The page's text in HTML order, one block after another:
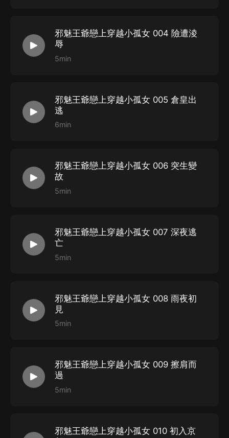
邪魅王爺戀上穿越小孤女 004 險遭淩
辱
5min
邪魅王爺戀上穿越小孤女 005 倉皇出
逃
6min
邪魅王爺戀上穿越小孤女 006 突生變
故
5min
邪魅王爺戀上穿越小孤女 007 深夜逃
亡
5min
邪魅王爺戀上穿越小孤女 008 雨夜初
見
5min
邪魅王爺戀上穿越小孤女 009 擦肩而
過
5min
邪魅王爺戀上穿越小孤女 010 初入京